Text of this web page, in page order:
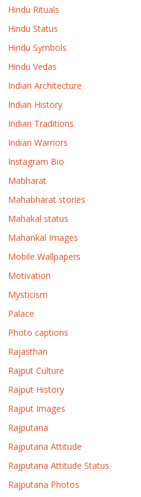
Hindu Rituals
Hindu Status
Hindu Symbols
Hindu Vedas
Indian Architecture
Indian History
Indian Traditions
Indian Warriors
Instagram Bio
Mabharat
Mahabharat stories
Mahakal status
Mahankal Images
Mobile Wallpapers
Motivation
Mysticism
Palace
Photo captions
Rajasthan
Rajput Culture
Rajput History
Rajput Images
Rajputana
Rajputana Attitude
Rajputana Attitude Status
Rajputana Photos